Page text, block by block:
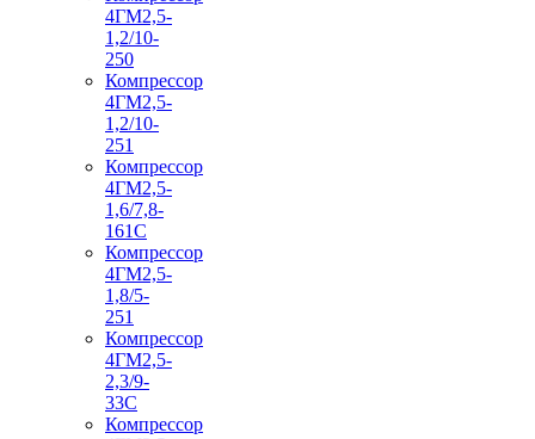
4ГМ2,5-
1,2/10-
250
Компрессор
4ГМ2,5-
1,2/10-
251
Компрессор
4ГМ2,5-
1,6/7,8-
161С
Компрессор
4ГМ2,5-
1,8/5-
251
Компрессор
4ГМ2,5-
2,3/9-
33С
Компрессор